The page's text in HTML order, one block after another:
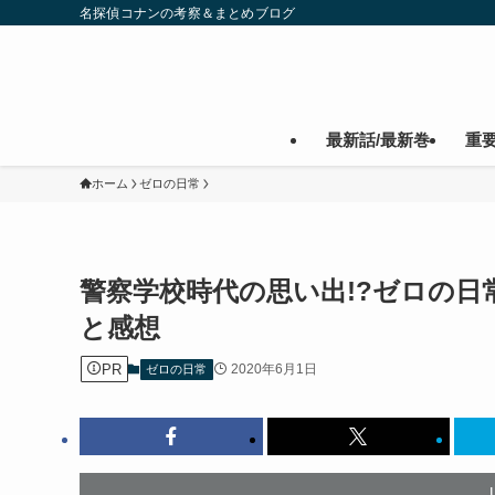
名探偵コナンの考察＆まとめブログ
最新話/最新巻 重
ホーム ゼロの日常
警察学校時代の思い出!?ゼロの
と感想
PR ゼロの日常 2020年6月1日